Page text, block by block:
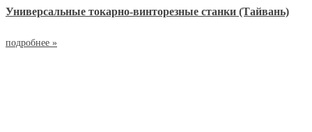
Универсальные токарно-винторезные станки (Тайвань)
подробнее »